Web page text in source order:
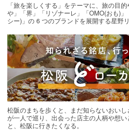
「旅を楽しくする」をテーマに、旅の目
や」「界」「リゾナーレ」「OMO(おも)
シー)」の 6 つのブランドを展開する星野
松阪のまちを歩くと、まだ知らないおい
が一人で巡り、出会った店主の人柄や想
と、松阪に行きたくなる。